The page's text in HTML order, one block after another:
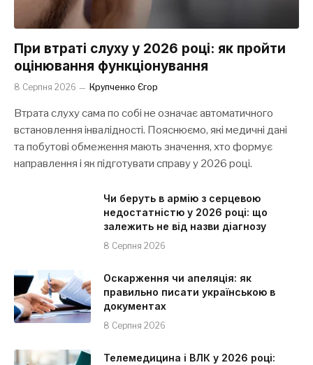
При втраті слуху у 2026 році: як пройти
оцінювання функціонування
8 Серпня 2026 Крупченко Єгор
Втрата слуху сама по собі не означає автоматичного
встановлення інвалідності. Пояснюємо, які медичні дані
та побутові обмеження мають значення, хто формує
направлення і як підготувати справу у 2026 році.
Чи беруть в армію з серцевою
недостатністю у 2026 році: що
залежить не від назви діагнозу
8 Серпня 2026
Оскарження чи апеляція: як
правильно писати українською в
документах
8 Серпня 2026
Телемедицина і ВЛК у 2026 році: